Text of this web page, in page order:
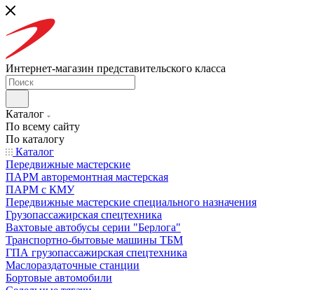
Интернет-магазин представительского класса
Каталог
По всему сайту
По каталогу
Каталог
Передвижные мастерские
ПАРМ авторемонтная мастерская
ПАРМ с КМУ
Передвижные мастерские специального назначения
Грузопассажирская спецтехника
Вахтовые автобусы серии "Берлога"
Транспортно-бытовые машины ТБМ
ГПА грузопассажирская спецтехника
Маслораздаточные станции
Бортовые автомобили